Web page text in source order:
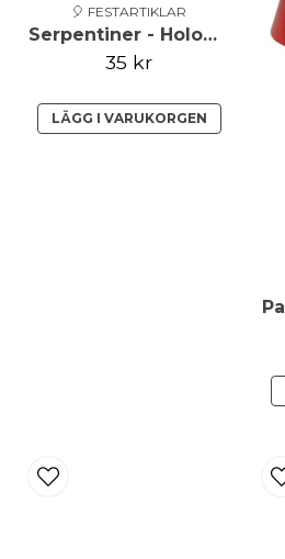
🎈 FESTARTIKLAR
Serpentiner - Holographic - Blå
35 kr
LÄGG I VARUKORGEN